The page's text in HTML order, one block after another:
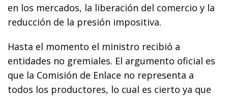
en los mercados, la liberación del comercio y la
reducción de la presión impositiva.
Hasta el momento el ministro recibió a
entidades no gremiales. El argumento oficial es
que la Comisión de Enlace no representa a
todos los productores, lo cual es cierto ya que